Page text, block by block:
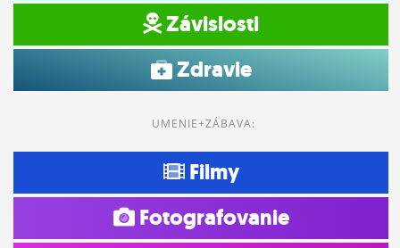
Závislosti
Zdravie
UMENIE+ZÁBAVA:
Filmy
Fotografovanie